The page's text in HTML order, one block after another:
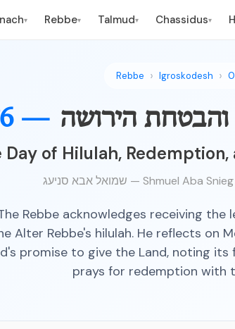
▾ Rebbe▾ Talmud▾ Chassidus▾
Rebbe Igroskodesh
— והבטחת הירושה
Day of Hilulah,
שמואל אבא סניעג — Shmuel Aba Snieg
Rebbe acknowledges receiving
Alter Rebbe's hilulah. He reflects on
d's promise to give the Land, noting
prays for redemption with